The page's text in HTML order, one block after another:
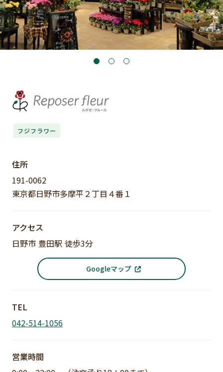
フジフラワー
住所
191-0062
東京都日野市多摩平２丁目４番１
アクセス
日野市 豊田駅 徒歩3分
Googleマップ
TEL
042-514-1056
営業時間